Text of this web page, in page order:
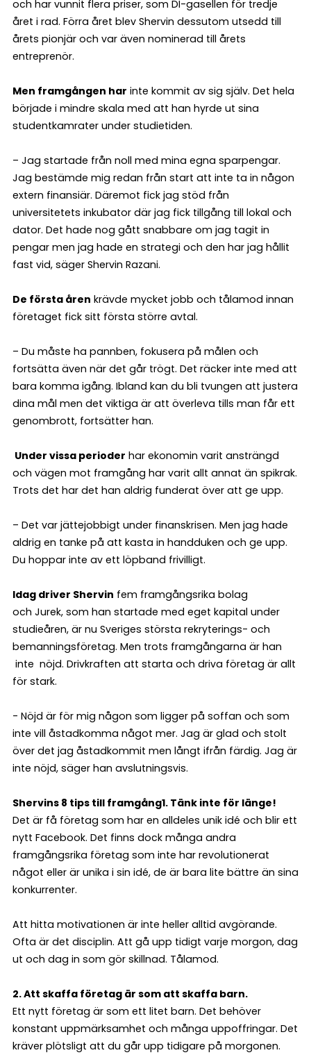
och har vunnit flera priser, som DI-gasellen för tredje
året i rad. Förra året blev Shervin dessutom utsedd till
årets pionjär och var även nominerad till årets
entreprenör.
Men framgången har inte kommit av sig själv. Det hela
började i mindre skala med att han hyrde ut sina
studentkamrater under studietiden.
– Jag startade från noll med mina egna sparpengar.
Jag bestämde mig redan från start att inte ta in någon
extern finansiär. Däremot fick jag stöd från
universitetets inkubator där jag fick tillgång till lokal och
dator. Det hade nog gått snabbare om jag tagit in
pengar men jag hade en strategi och den har jag hållit
fast vid, säger Shervin Razani.
De första åren krävde mycket jobb och tålamod innan
företaget fick sitt första större avtal.
– Du måste ha pannben, fokusera på målen och
fortsätta även när det går trögt. Det räcker inte med att
bara komma igång. Ibland kan du bli tvungen att justera
dina mål men det viktiga är att överleva tills man får ett
genombrott, fortsätter han.
Under vissa perioder har ekonomin varit ansträngd
och vägen mot framgång har varit allt annat än spikrak.
Trots det har det han aldrig funderat över att ge upp.
– Det var jättejobbigt under finanskrisen. Men jag hade
aldrig en tanke på att kasta in handduken och ge upp.
Du hoppar inte av ett löpband frivilligt.
Idag driver Shervin fem framgångsrika bolag
och Jurek, som han startade med eget kapital under
studieåren, är nu Sveriges största rekryterings- och
bemanningsföretag. Men trots framgångarna är han
inte nöjd. Drivkraften att starta och driva företag är allt
för stark.
- Nöjd är för mig någon som ligger på soffan och som
inte vill åstadkomma något mer. Jag är glad och stolt
över det jag åstadkommit men långt ifrån färdig. Jag är
inte nöjd, säger han avslutningsvis.
Shervins 8 tips till framgång1. Tänk inte för länge!
Det är få företag som har en alldeles unik idé och blir ett
nytt Facebook. Det finns dock många andra
framgångsrika företag som inte har revolutionerat
något eller är unika i sin idé, de är bara lite bättre än sina
konkurrenter.
Att hitta motivationen är inte heller alltid avgörande.
Ofta är det disciplin. Att gå upp tidigt varje morgon, dag
ut och dag in som gör skillnad. Tålamod.
2. Att skaffa företag är som att skaffa barn.
Ett nytt företag är som ett litet barn. Det behöver
konstant uppmärksamhet och många uppoffringar. Det
kräver plötsligt att du går upp tidigare på morgonen.